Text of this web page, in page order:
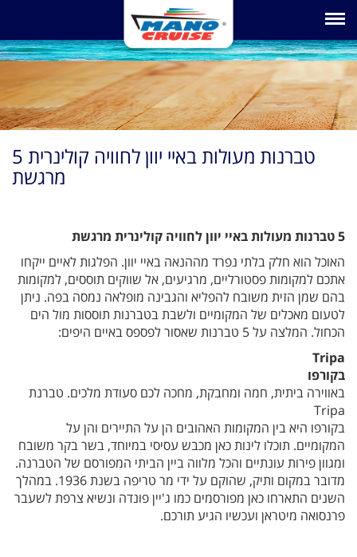
Toggle
5 טברנות מעולות באיי יוון לחוויה קולינרית
מרגשת
5 טברנות מעולות באיי יוון לחוויה קולינרית מרגשת
האוכל הוא חלק בלתי נפרד מההנאה באיי יוון. הפלגות לאיים ייקחו
אתכם למקומות פסטורליים, מרגיעים, אל שווקים תוססים, למקומות
בהם שמן הזית משובח להפליא והגבינה מופלאה נמסה בפה. ניתן
לטעום מאכלים של המקומיים ולשבת בטברנות תוססות מול הים
הכחול. המלצה על 5 טברנות שאסור לפספס באיים היפים:
Tripa
בקורפו
באווירה ביתית, חמה ומחבקת, מחכה לכם סעודת מלכים. טברנת
Tripa
בקורפו היא בין המקומות האהובים הן על התיירים והן על
המקומיים. תוכלו לינות כאן מכבש עסיסי במיוחד, בשר בקר משובח
ומגוון פירות עונתיים והכל מלווה ביין הביתי המפורסם של הטברנה.
מדובר במקום ותיק, שהוקם על ידי מר טריפה בשנת 1936. במהלך
השנים התארחו כאן מפורסמים כמו ג'יין פונדה ונשיא צרפת לשעבר
פרנסואה מיטראן ועכשיו הגיע תורכם.